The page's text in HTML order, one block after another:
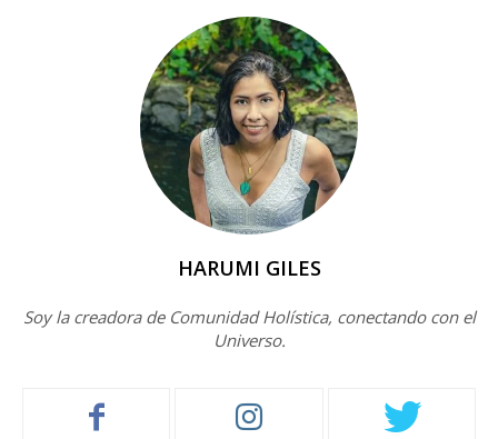
HARUMI GILES
Soy la creadora de Comunidad Holística, conectando con el
Universo.